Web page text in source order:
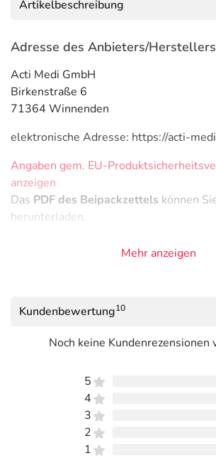
Artikelbeschreibung
Adresse des Anbieters/Herstellers
Acti Medi GmbH
Birkenstraße 6
71364 Winnenden
elektronische Adresse: https://acti-
Angaben gem. EU-
anzeigen
Das PDF des Beipackzettels können
herunterladen.
Mehr anzeigen
Kundenbewertung10
Noch keine Kundenrezensionen
5
4
3
2
1